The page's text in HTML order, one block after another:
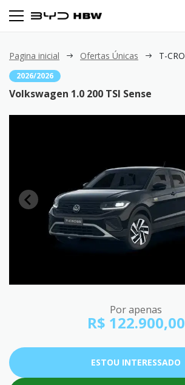
Pagina inicial Ofertas Únicas
2026/2026
Volkswagen 1.0 200 TSI Sense
Por apenas
R$ 122.900,00
ESTOU INTERESSADO